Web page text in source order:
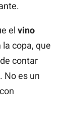
el vino
la copa, que
contar
No es un